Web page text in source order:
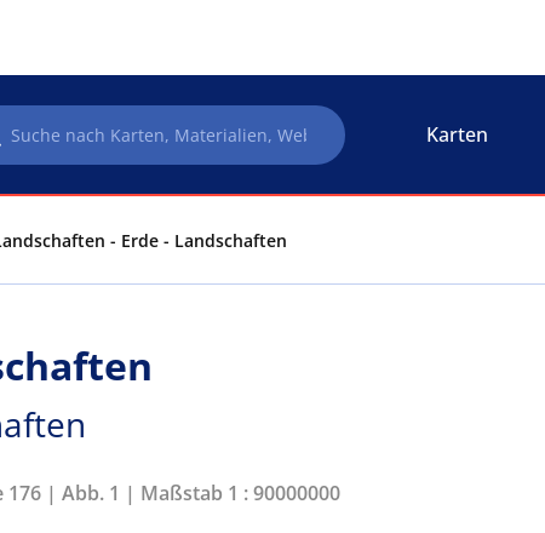
Karten
- Erde - Landschaften
176 | Abb. 1 | Maßstab 1 : 90000000